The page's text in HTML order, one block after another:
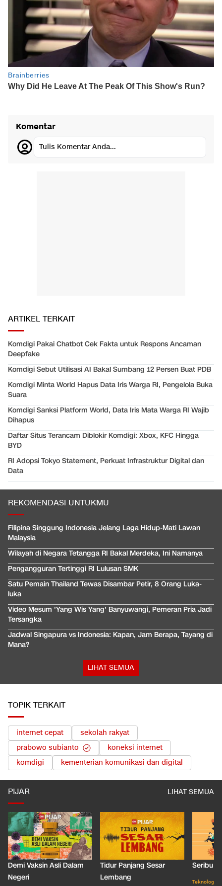
Komentar
Tulis Komentar Anda...
ARTIKEL TERKAIT
Komdigi Pakai Chatbot Cek Fakta untuk Respons Ancaman
Deepfake
Komdigi Sebut Utilisasi AI Bakal Sumbang 12 Persen Buat PDB
Komdigi Minta World Hapus Data Iris Warga RI, Pengelola Buka
Suara
Komdigi Sanksi Platform World, Data Iris Mata Warga RI Wajib
Dihapus
Daftar Situs Terancam Diblokir Komdigi: Xbox, KFC Hingga
BYD
RI Adopsi Tokyo Statement, Perkuat Infrastruktur Digital dan
Data
REKOMENDASI UNTUKMU
Filipina Singgung Indonesia Jelang Laga Hidup-Mati Lawan
Malaysia
Wilayah di Negara Tetangga RI Bakal Merdeka, Ini Namanya
Pengangguran Tertinggi RI Lulusan SMK
Satu Pemain Thailand Tewas Disambar Petir, 8 Orang Luka-
luka
Video Mesum 'Yang Wis Yang' Banyuwangi, Pemeran Pria Jadi
Tersangka
Jadwal Singapura vs Indonesia: Kapan, Jam Berapa, Tayang di
Mana?
LIHAT SEMUA
TOPIK TERKAIT
internet cepat
sekolah rakyat
prabowo subianto
koneksi internet
komdigi
kementerian komunikasi dan digital
PIJAR LIHAT SEMUA
Demi Vaksin Asli Dalam
Negeri
Tidur Panjang Sesar
Lembang
Seribu
Teknologi